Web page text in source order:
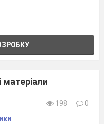
198
0